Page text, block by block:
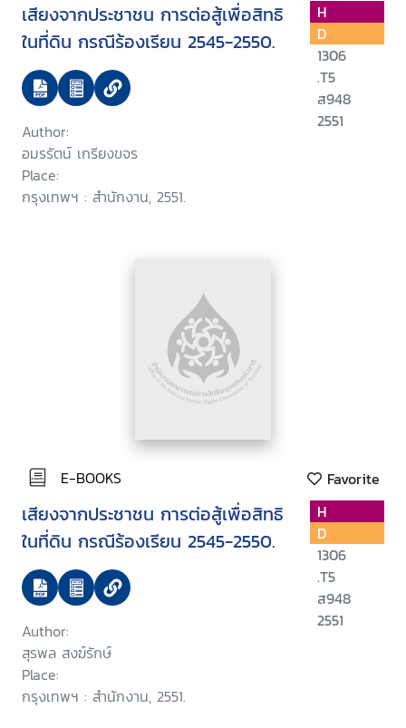
เสียงจากประชาชน การต่อสู้เพื่อสิทธิ
ในที่ดิน กรณีร้องเรียน 2545-2550.
Author:
อมรรัตน์ เกรียงขจร
Place:
กรุงเทพฯ : สำนักงาน, 2551.
H
D
1306
.T5
ส948
2551
E-BOOKS Favorite
เสียงจากประชาชน การต่อสู้เพื่อสิทธิ
ในที่ดิน กรณีร้องเรียน 2545-2550.
Author:
สุรพล สงฆ์รักษ์
Place:
กรุงเทพฯ : สำนักงาน, 2551.
H
D
1306
.T5
ส948
2551